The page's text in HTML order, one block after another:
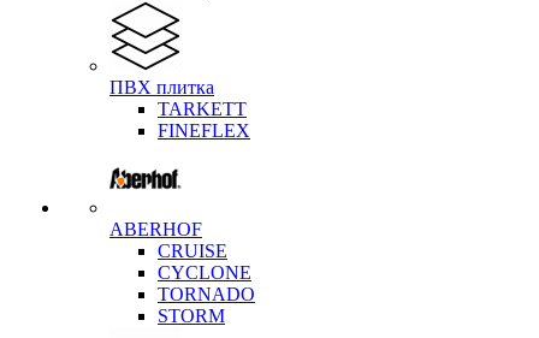
ПВХ плитка
TARKETT
FINEFLEX
ABERHOF
CRUISE
CYCLONE
TORNADO
STORM